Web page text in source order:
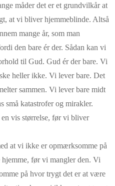
måder det er et grundvilkår at
at vi bliver hjemmeblinde. Altså
mange år, som man
den bare ér der. Sådan kan vi
til Gud. Gud ér der bare. Vi
heller ikke. Vi lever bare. Det
sammen. Vi lever bare midt
små katastrofer og mirakler.
vis størrelse, før vi bliver
at vi ikke er opmærksomme på
før vi mangler den. Vi
på hvor trygt det er at være